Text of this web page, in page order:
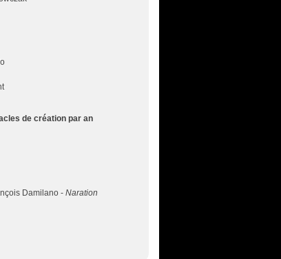
de création par an
Damilano - Naration